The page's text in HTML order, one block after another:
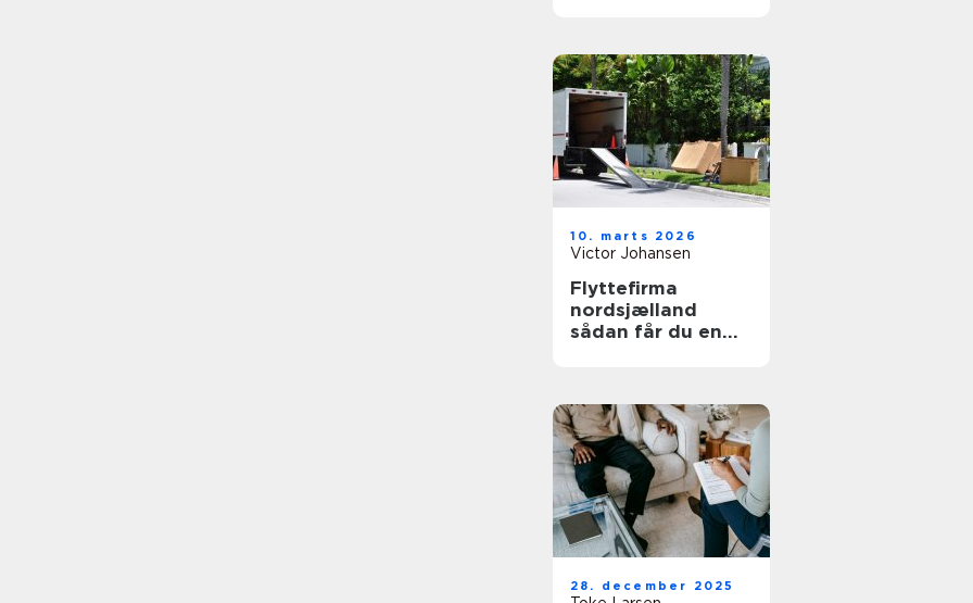
10. marts 2026
Victor Johansen
Flyttefirma
nordsjælland
sådan får du en
28. december 2025